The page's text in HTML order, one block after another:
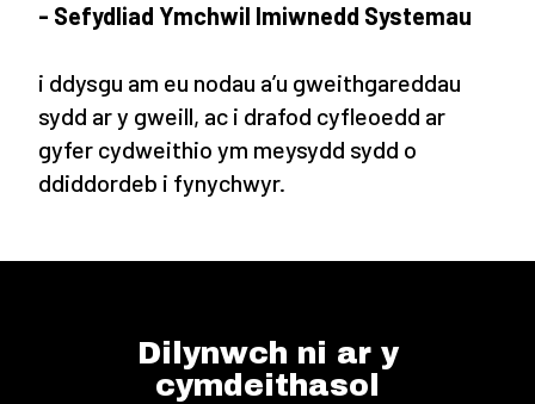
- Sefydliad Ymchwil Imiwnedd Systemau
i ddysgu am eu nodau a’u gweithgareddau
sydd ar y gweill, ac i drafod cyfleoedd ar
gyfer cydweithio ym meysydd sydd o
ddiddordeb i fynychwyr.
Dilynwch ni ar y
cymdeithasol